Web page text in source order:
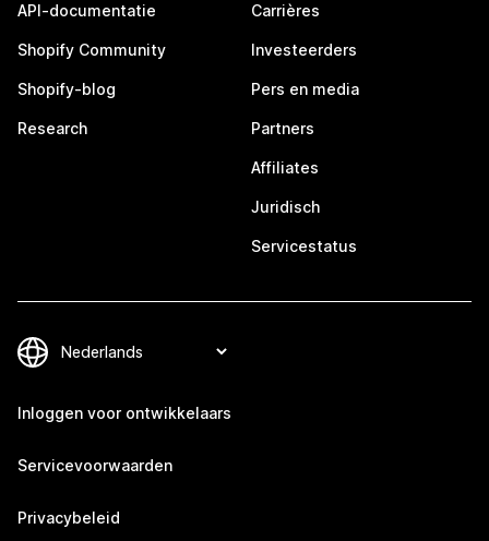
API-documentatie
Shopify Community
Shopify-blog
Research
Carrières
Investeerders
Pers en media
Partners
Affiliates
Juridisch
Servicestatus
Inloggen voor ontwikkelaars
Servicevoorwaarden
Privacybeleid